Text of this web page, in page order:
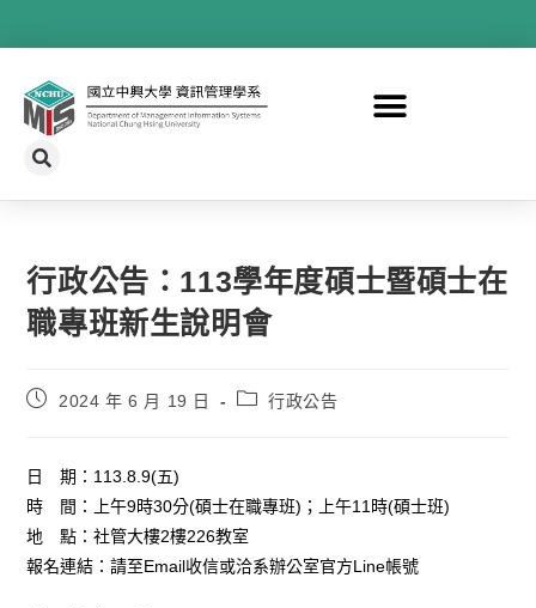
行政公告：113學年度碩士暨碩士在
職專班新生說明會
2024 年 6 月 19 日 行政公告
日 期：113.8.9(五)
時 間：上午9時30分(碩士在職專班)；上午11時(碩士班)
地 點：社管大樓2樓226教室
報名連結：請至Email收信或洽系辦公室官方Line帳號